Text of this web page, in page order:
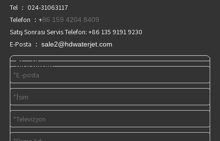
Tel ： 024-31063117
Telefon ：+86 159 4204 8409
Satış Sonrası Servis Telefon: +86 135 9191 9230
E-Posta ： sale2@hdwaterjet.com
Bize Ulaşın